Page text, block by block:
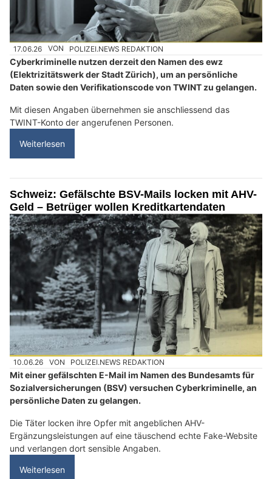
17.06.26 VON POLIZEI.NEWS REDAKTION
Cyberkriminelle nutzen derzeit den Namen des ewz
(Elektrizitätswerk der Stadt Zürich), um an persönliche
Daten sowie den Verifikationscode von TWINT zu gelangen.
Mit diesen Angaben übernehmen sie anschliessend das
TWINT-Konto der angerufenen Personen.
Weiterlesen
Schweiz: Gefälschte BSV-Mails locken mit AHV-
Geld – Betrüger wollen Kreditkartendaten
10.06.26 VON POLIZEI.NEWS REDAKTION
Mit einer gefälschten E-Mail im Namen des Bundesamts für
Sozialversicherungen (BSV) versuchen Cyberkriminelle, an
persönliche Daten zu gelangen.
Die Täter locken ihre Opfer mit angeblichen AHV-
Ergänzungsleistungen auf eine täuschend echte Fake-Website
und verlangen dort sensible Angaben.
Weiterlesen